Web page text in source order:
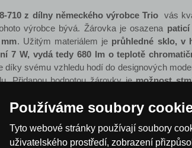
710 z dílny německého výrobce Triovás
výrobce bývá. Žárovka je osazena paticí
. Užitým materiálem je průhledné sklo, v
7 W, vydá tedy 680 lm o teplotě
díky svému vzhledu hodí do designových
Přidanou hodnotou žárovky jemožnost
LED žárovek s rozdílnými paticemi a
Používáme soubory
Tyto webové stránky používají soubory
uživatelského prostředí, zobrazení